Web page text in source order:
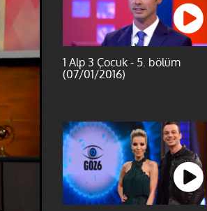
1 Alp 3 Çocuk - 5. bölüm
(07/01/2016)